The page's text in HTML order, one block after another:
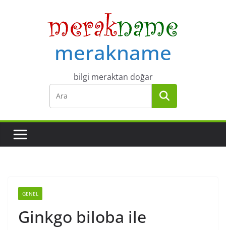
merakname
bilgi meraktan doğar
GENEL
Ginkgo biloba ile